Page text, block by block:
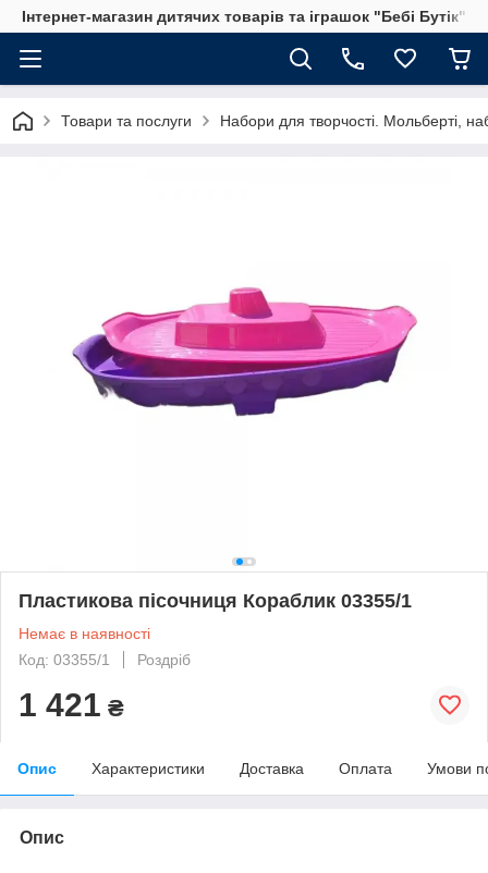
Інтернет-магазин дитячих товарів та іграшок "Бебі Бутік"
Товари та послуги Набори для творчості. Мольберті,
Пластикова пісочниця Кораблик 03355/1
Немає в наявності
Код: 03355/1
Роздріб
1 421 ₴
Опис Характеристики Доставка Оплата Умови
Опис